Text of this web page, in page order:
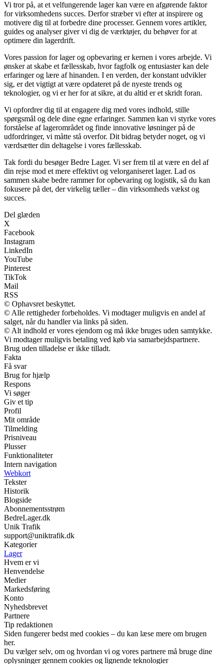
Vi tror på, at et velfungerende lager kan være en afgørende faktor
for virksomhedens succes. Derfor stræber vi efter at inspirere og
motivere dig til at forbedre dine processer. Gennem vores artikler,
guides og analyser giver vi dig de værktøjer, du behøver for at
optimere din lagerdrift.
Vores passion for lager og opbevaring er kernen i vores arbejde. Vi
ønsker at skabe et fællesskab, hvor fagfolk og entusiaster kan dele
erfaringer og lære af hinanden. I en verden, der konstant udvikler
sig, er det vigtigt at være opdateret på de nyeste trends og
teknologier, og vi er her for at sikre, at du altid er et skridt foran.
Vi opfordrer dig til at engagere dig med vores indhold, stille
spørgsmål og dele dine egne erfaringer. Sammen kan vi styrke vores
forståelse af lagerområdet og finde innovative løsninger på de
udfordringer, vi måtte stå overfor. Dit bidrag betyder noget, og vi
værdsætter din deltagelse i vores fællesskab.
Tak fordi du besøger Bedre Lager. Vi ser frem til at være en del af
din rejse mod et mere effektivt og velorganiseret lager. Lad os
sammen skabe bedre rammer for opbevaring og logistik, så du kan
fokusere på det, der virkelig tæller – din virksomheds vækst og
succes.
Del glæden
X
Facebook
Instagram
LinkedIn
YouTube
Pinterest
TikTok
Mail
RSS
© Ophavsret beskyttet.
© Alle rettigheder forbeholdes. Vi modtager muligvis en andel af
salget, når du handler via links på siden.
© Alt indhold er vores ejendom og må ikke bruges uden samtykke.
Vi modtager muligvis betaling ved køb via samarbejdspartnere.
Brug uden tilladelse er ikke tilladt.
Fakta
Få svar
Brug for hjælp
Respons
Vi søger
Giv et tip
Profil
Mit område
Tilmelding
Prisniveau
Plusser
Funktionaliteter
Intern navigation
Webkort
Tekster
Historik
Blogside
Abonnementsstrøm
BedreLager.dk
Unik Trafik
support@uniktrafik.dk
Kategorier
Lager
Hvem er vi
Henvendelse
Medier
Markedsføring
Konto
Nyhedsbrevet
Partnere
Tip redaktionen
Siden fungerer bedst med cookies – du kan læse mere om brugen
her.
Du vælger selv, om og hvordan vi og vores partnere må bruge dine
oplysninger gennem cookies og lignende teknologier